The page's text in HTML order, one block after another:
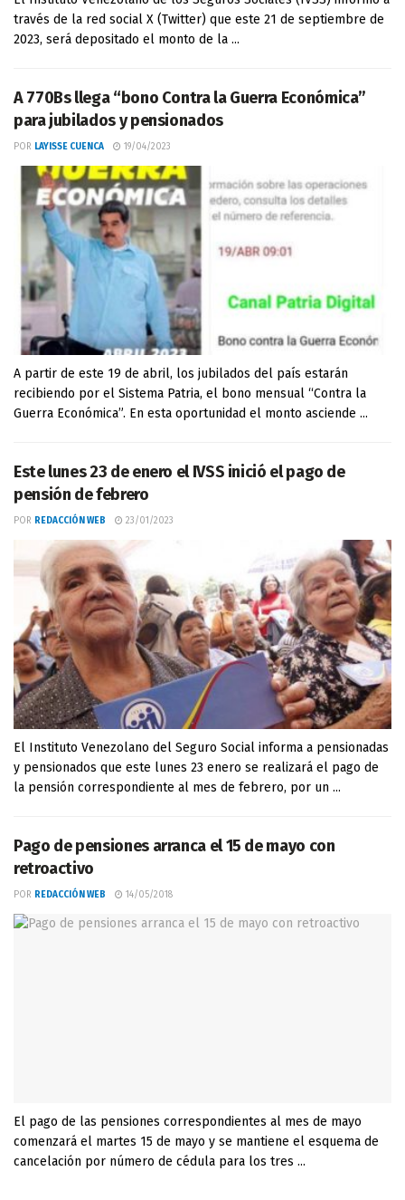
través de la red social X (Twitter) que este 21 de septiembre de
2023, será depositado el monto de la ...
A 770Bs llega “bono Contra la Guerra Económica”
para jubilados y pensionados
POR LAYISSE CUENCA 19/04/2023
A partir de este 19 de abril, los jubilados del país estarán
recibiendo por el Sistema Patria, el bono mensual “Contra la
Guerra Económica”. En esta oportunidad el monto asciende ...
Este lunes 23 de enero el IVSS inició el pago de
pensión de febrero
POR REDACCIÓN WEB 23/01/2023
El Instituto Venezolano del Seguro Social informa a pensionadas
y pensionados que este lunes 23 enero se realizará el pago de
la pensión correspondiente al mes de febrero, por un ...
Pago de pensiones arranca el 15 de mayo con
retroactivo
POR REDACCIÓN WEB 14/05/2018
El pago de las pensiones correspondientes al mes de mayo
comenzará el martes 15 de mayo y se mantiene el esquema de
cancelación por número de cédula para los tres ...